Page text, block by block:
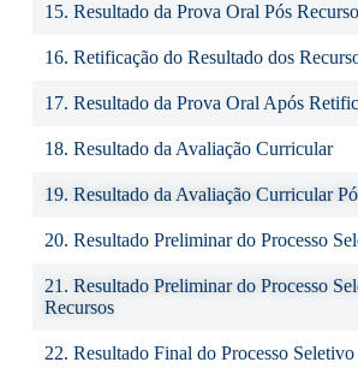
15. Resultado da Prova Oral Pós
16. Retificação do Resultado dos
17. Resultado da Prova Oral Após
18. Resultado da Avaliação Curricular
19. Resultado da Avaliação Curricular
20. Resultado Preliminar do Processo
21. Resultado Preliminar do Processo
Recursos
22. Resultado Final do Processo Seletivo